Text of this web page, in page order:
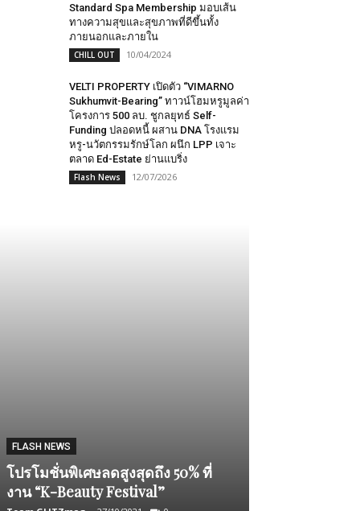
Standard Spa Membership มอบเส้น
ทางความสุขและสุขภาพที่ดีขึ้นทั้ง
ภายนอกและภายใน
CHILL OUT 10/04/2024
VELTI PROPERTY เปิดตัว “VIMARNO
Sukhumvit-Bearing” ทาวน์โฮมหรูมูลค่า
โครงการ 500 ลบ. ชูกลยุทธ์ Self-
Funding ปลอดหนี้ ผสาน DNA โรงแรม
หรู-นวัตกรรมรักษ์โลก ผนึก LPP เจาะ
ตลาด Ed-Estate ย่านแบริ่ง
Flash News 12/07/2026
FLASH NEWS
โปรโมชั่นพิเศษลดสูงสุดถึง 50% ที่
งาน “K-Beauty Festival”